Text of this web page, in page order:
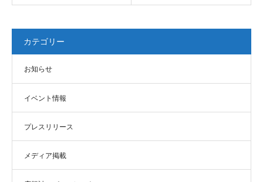
カテゴリー
お知らせ
イベント情報
プレスリリース
メディア掲載